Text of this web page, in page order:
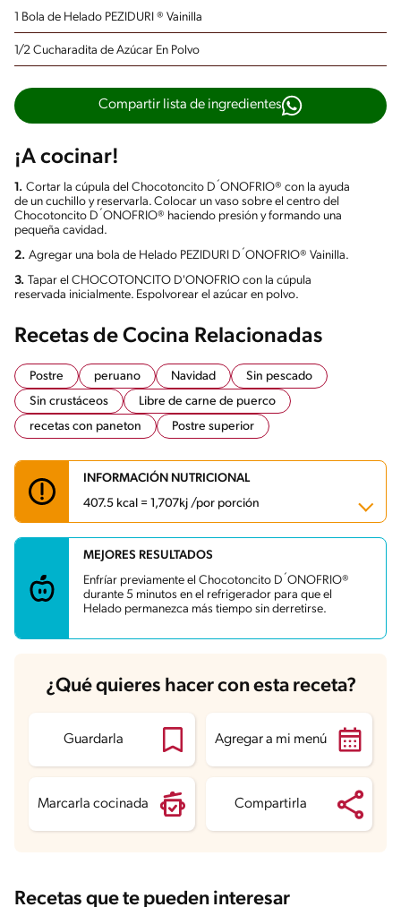
1 Bola de Helado PEZIDURI ® Vainilla
1/2 Cucharadita de Azúcar En Polvo
Compartir lista de ingredientes
¡A cocinar!
1. Cortar la cúpula del Chocotoncito D´ONOFRIO® con la ayuda
de un cuchillo y reservarla. Colocar un vaso sobre el centro del
Chocotoncito D´ONOFRIO® haciendo presión y formando una
pequeña cavidad.
2. Agregar una bola de Helado PEZIDURI D´ONOFRIO® Vainilla.
3. Tapar el CHOCOTONCITO D'ONOFRIO con la cúpula
reservada inicialmente. Espolvorear el azúcar en polvo.
Recetas de Cocina Relacionadas
Postre peruano Navidad
Sin pescado
Sin crustáceos
Libre de carne de puerco
recetas con paneton
Postre superior
INFORMACIÓN NUTRICIONAL
407.5 kcal = 1,707kj /por porción
Carbohidratos 54.3 g
Energía 407.5 kcal
Grasas 18.3 g
Fibra 1.2 g
Proteína
MEJORES RESULTADOS
Enfríar previamente el Chocotoncito D´ONOFRIO®
durante 5 minutos en el refrigerador para que el
Helado permanezca más tiempo sin derretirse.
¿Qué quieres hacer con esta receta?
Guardarla Agregar a mi menú
Marcarla cocinada Compartirla
Recetas que te pueden interesar